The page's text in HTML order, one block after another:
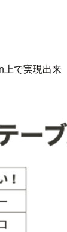
上で実現出来